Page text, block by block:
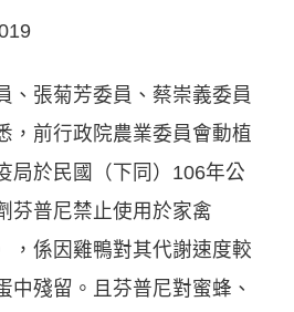
、張菊芳委員、蔡崇義委員
，前行政院農業委員會動植
局於民國（下同）106年公
芬普尼禁止使用於家禽
，係因雞鴨對其代謝速度較
中殘留。且芬普尼對蜜蜂、